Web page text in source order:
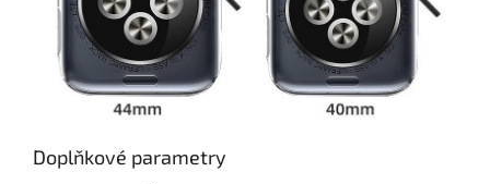
Doplňkové parametry